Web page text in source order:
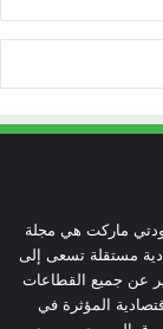
ماركت هي مجلة
مستقلة تسعى إلى
عن جميع القطاعات
المؤثرة في